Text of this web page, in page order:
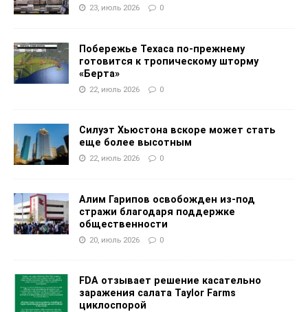
23, июль 2026 0
Побережье Техаса по-прежнему
готовится к тропическому шторму
«Берта»
22, июль 2026 0
Силуэт Хьюстона вскоре может стать
еще более высотным
22, июль 2026 0
Алим Гарипов освобожден из-под
стражи благодаря поддержке
общественности
20, июль 2026 0
FDA отзывает решение касательно
заражения салата Taylor Farms
циклоспорой